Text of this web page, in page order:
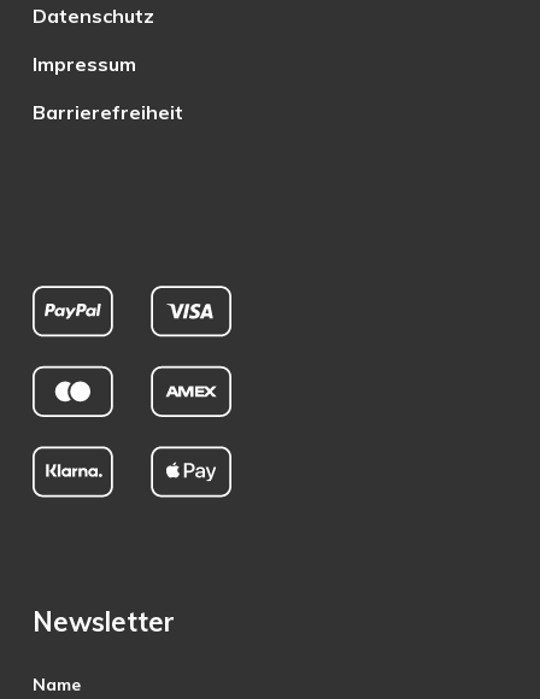
Datenschutz
Impressum
Barrierefreiheit
Newsletter
Name